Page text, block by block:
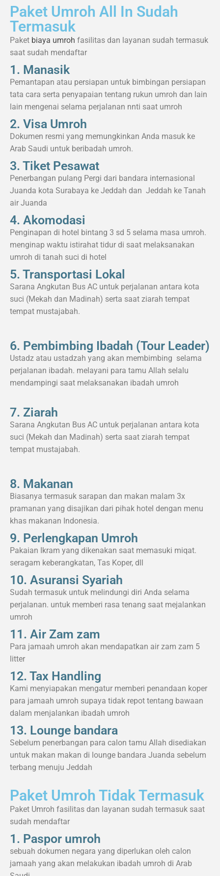
Paket Umroh All In Sudah
Termasuk
Paket biaya umroh fasilitas dan layanan sudah termasuk
saat sudah mendaftar
1. Manasik
Pemantapan atau persiapan untuk bimbingan persiapan
tata cara serta penyapaian tentang rukun umroh dan lain
lain mengenai selama perjalanan nnti saat umroh
2. Visa Umroh
Dokumen resmi yang memungkinkan Anda masuk ke
Arab Saudi untuk beribadah umroh.
3. Tiket Pesawat
Penerbangan pulang Pergi dari bandara internasional
Juanda kota Surabaya ke Jeddah dan Jeddah ke Tanah
air Juanda
4. Akomodasi
Penginapan di hotel bintang 3 sd 5 selama masa umroh.
menginap waktu istirahat tidur di saat melaksanakan
umroh di tanah suci di hotel
5. Transportasi Lokal
Sarana Angkutan Bus AC untuk perjalanan antara kota
suci (Mekah dan Madinah) serta saat ziarah tempat
tempat mustajabah.
6. Pembimbing Ibadah (Tour Leader)
Ustadz atau ustadzah yang akan membimbing selama
perjalanan ibadah. melayani para tamu Allah selalu
mendampingi saat melaksanakan ibadah umroh
7. Ziarah
Sarana Angkutan Bus AC untuk perjalanan antara kota
suci (Mekah dan Madinah) serta saat ziarah tempat
tempat mustajabah.
8. Makanan
Biasanya termasuk sarapan dan makan malam 3x
pramanan yang disajikan dari pihak hotel dengan menu
khas makanan Indonesia.
9. Perlengkapan Umroh
Pakaian Ikram yang dikenakan saat memasuki miqat.
seragam keberangkatan, Tas Koper, dll
10. Asuransi Syariah
Sudah termasuk untuk melindungi diri Anda selama
perjalanan. untuk memberi rasa tenang saat mejalankan
umroh
11. Air Zam zam
Para jamaah umroh akan mendapatkan air zam zam 5
litter
12. Tax Handling
Kami menyiapakan mengatur memberi penandaan koper
para jamaah umroh supaya tidak repot tentang bawaan
dalam menjalankan ibadah umroh
13. Lounge bandara
Sebelum penerbangan para calon tamu Allah disediakan
untuk makan makan di lounge bandara Juanda sebelum
terbang menuju Jeddah
Paket Umroh Tidak Termasuk
Paket Umroh fasilitas dan layanan sudah termasuk saat
sudah mendaftar
1. Paspor umroh
sebuah dokumen negara yang diperlukan oleh calon
jamaah yang akan melakukan ibadah umroh di Arab